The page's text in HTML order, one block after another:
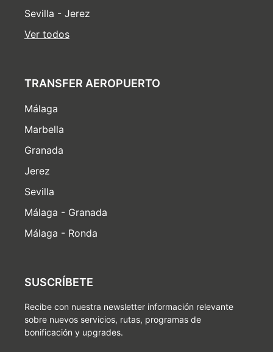
Sevilla - Jerez
Ver todos
TRANSFER AEROPUERTO
Málaga
Marbella
Granada
Jerez
Sevilla
Málaga - Granada
Málaga - Ronda
SUSCRÍBETE
Recibe con nuestra newsletter información relevante
sobre nuevos servicios, rutas, programas de
bonificación y upgrades.